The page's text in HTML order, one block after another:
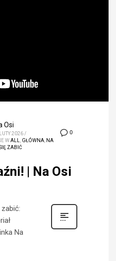
0
Osi
2026/
WALL, GŁÓWNA, NA
ZABIĆ
| Na Osi
Na